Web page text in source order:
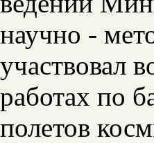
научно -
участвовал
работах по
полетов